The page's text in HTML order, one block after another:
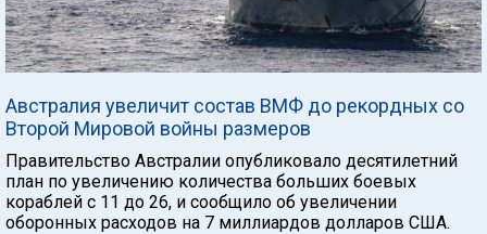
Австралия увеличит состав ВМФ до рекордных со
Второй Мировой войны размеров
Правительство Австралии опубликовало десятилетний
план по увеличению количества больших боевых
кораблей с 11 до 26, и сообщило об увеличении
оборонных расходов на 7 миллиардов долларов США.